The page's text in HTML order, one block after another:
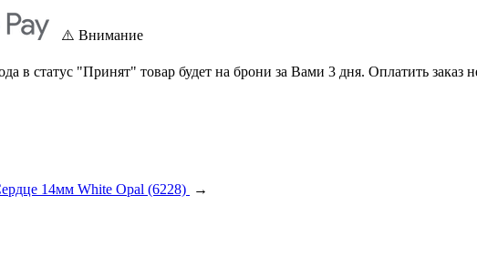
⚠️ Внимание
в статус "Принят" товар будет на брони за Вами 3 дня. Оплатить заказ
14мм White Opal (6228) →